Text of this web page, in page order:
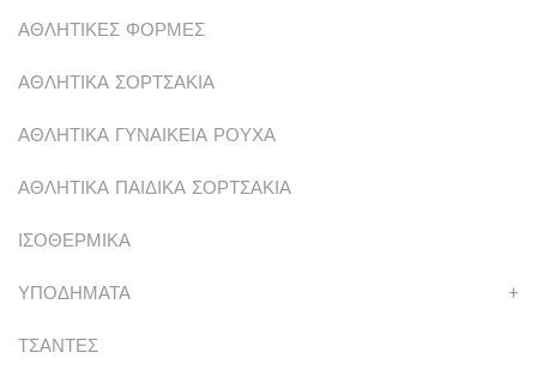
ΑΘΛΗΤΙΚΕΣ ΦΟΡΜΕΣ
ΑΘΛΗΤΙΚΑ ΣΟΡΤΣΑΚΙΑ
ΑΘΛΗΤΙΚΑ ΓΥΝΑΙΚΕΙΑ ΡΟΥΧΑ
ΑΘΛΗΤΙΚΑ ΠΑΙΔΙΚΑ ΣΟΡΤΣΑΚΙΑ
ΙΣΟΘΕΡΜΙΚΑ
ΥΠΟΔΗΜΑΤΑ +
ΤΣΑΝΤΕΣ